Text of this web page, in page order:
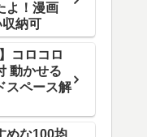
よ！漫画
納可
コロコロ
動かせる
スペース解